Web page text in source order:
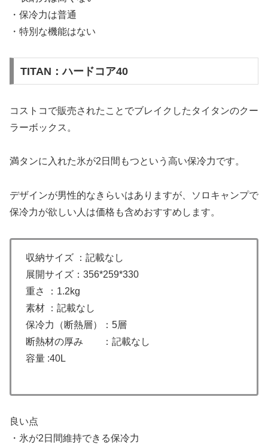
・保冷力は普通
・特別な機能はない
TITAN：ハードコア40
コストコで販売されたことでブレイクしたタイタンのクー
ラーボックス。
満タンに入れた氷が2日間もつという高い保冷力です。
デザインが男性的なきらいはありますが、ソロキャンプで
保冷力が欲しい人は価格も含めおすすめします。
収納サイズ ：記載なし
展開サイズ：356*259*330
重さ ：1.2kg
素材 ：記載なし
保冷力（断熱層）：5層
断熱材の厚み ：記載なし
容量 :40L
良い点
・氷が2日間維持できる保冷力